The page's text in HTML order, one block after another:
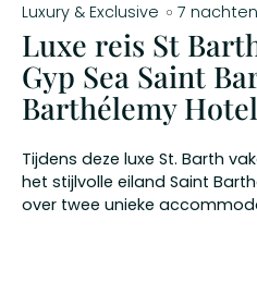
Luxury & Exclusive 7
Luxe reis St
Gyp Sea Saint
Barthélemy
Tijdens deze luxe St. Barth
het stijlvolle eiland Saint
over twee unieke